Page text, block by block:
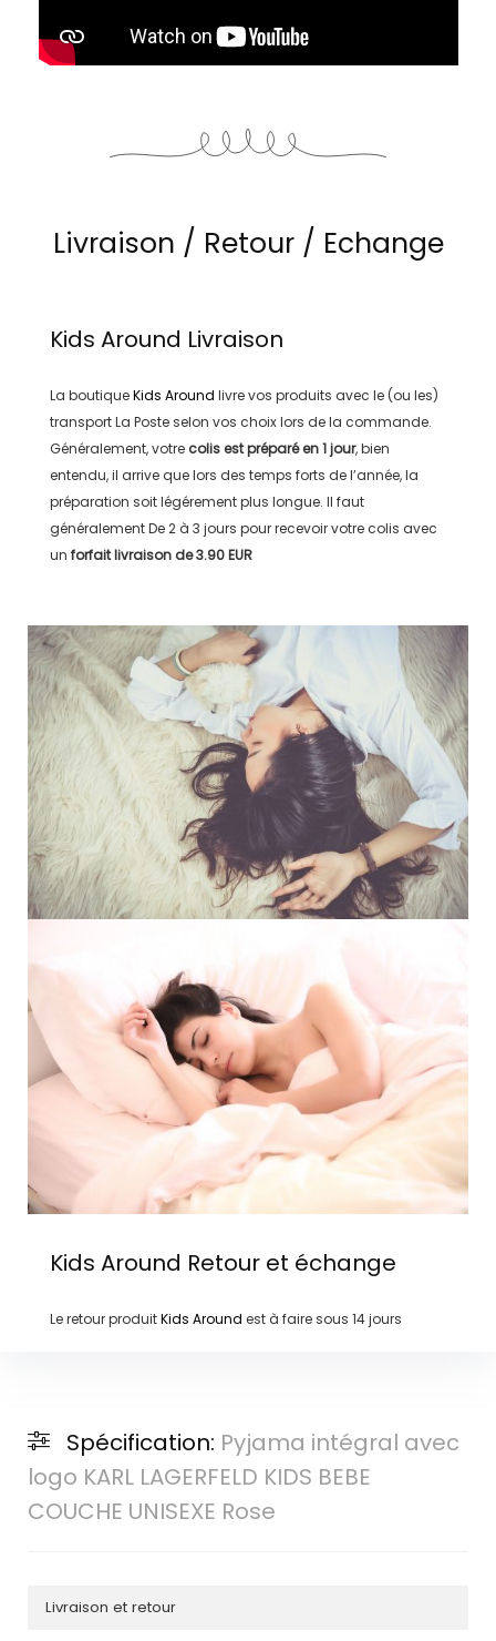
Livraison / Retour / Echange
Kids Around Livraison
La boutiqueKids Around livre vos produits avec le (ou les)
transportLa Posteselon vos choix lors de la commande.
Généralement, votre colis est préparé en1 jour, bien
entendu, il arrive que lors des temps forts de l’année, la
préparation soit légérement plus longue. Il faut
généralementDe 2 à 3 jours pour recevoir votre colis avec
un forfait livraison de3.90 EUR
Kids Around Retour et échange
Le retour produitKids Around est à faire sous 14 jours
Spécification: Pyjama intégral avec
logo KARL LAGERFELD KIDS BEBE
COUCHE UNISEXE Rose
Livraison et retour